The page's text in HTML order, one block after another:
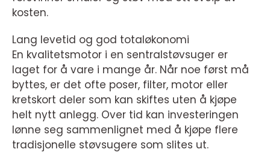
kosten.
Lang levetid og god totaløkonomi
En kvalitetsmotor i en sentralstøvsuger er
laget for å vare i mange år. Når noe først må
byttes, er det ofte poser, filter, motor eller
kretskort deler som kan skiftes uten å kjøpe
helt nytt anlegg. Over tid kan investeringen
lønne seg sammenlignet med å kjøpe flere
tradisjonelle støvsugere som slites ut.